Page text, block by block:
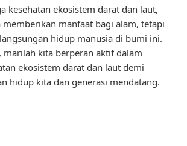
kesehatan ekosistem darat dan laut,
memberikan manfaat bagi alam, tetapi
hidup manusia di bumi ini.
marilah kita berperan aktif dalam
ekosistem darat dan laut demi
hidup kita dan generasi mendatang.